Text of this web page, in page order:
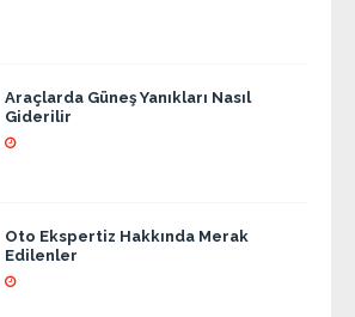
Araçlarda Güneş Yanıkları Nasıl
Giderilir
Oto Ekspertiz Hakkında Merak
Edilenler